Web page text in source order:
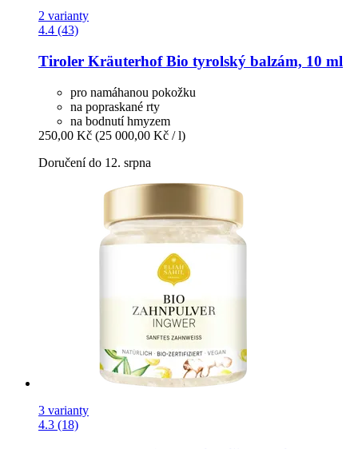
2 varianty
4.4 (43)
Tiroler KräuterhofBio tyrolský balzám, 10 ml
pro namáhanou pokožku
na popraskané rty
na bodnutí hmyzem
250,00 Kč (25 000,00 Kč / l)
Doručení do 12. srpna
3 varianty
4.3 (18)